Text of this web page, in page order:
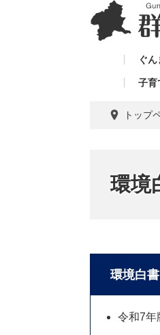
ぐ
子育
トップ
環境
環境白書
令和7年